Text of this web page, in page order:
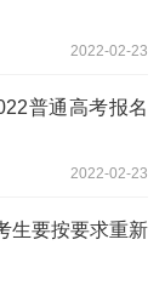
2022-02-23
普通高考报名
2022-02-23
生要按要求重新